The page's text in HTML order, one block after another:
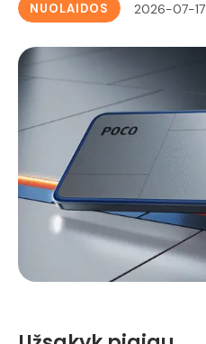
NUOLAIDOS 2026-07-17